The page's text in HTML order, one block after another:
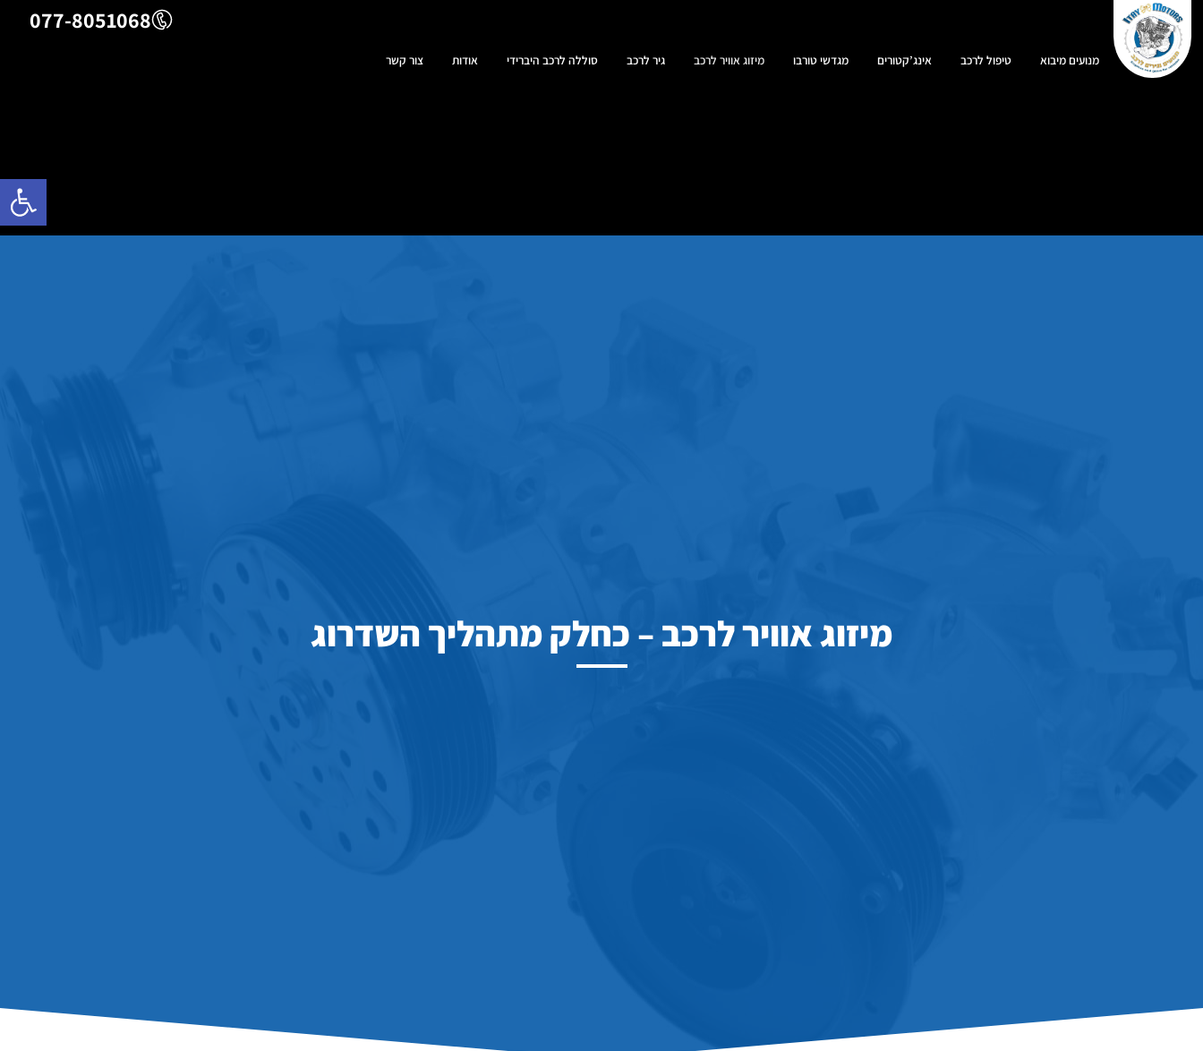
077-8051068
מנועים מיבוא טיפול לרכב אינג’קטורים מגדשי טורבו מיזוג אוויר לרכב גיר לרכב סוללה לרכב היברידי אודות צור קשר
מיזוג אוויר לרכב – כחלק מתהליך השדרוג